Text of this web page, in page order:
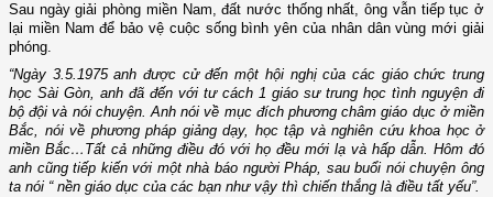
Sau ngày giải phòng miền Nam, đất nước thống nhất, ông vẫn tiếp tục ở
lại miền Nam để bảo vệ cuộc sống bình yên của nhân dân vùng mới giải
phóng.
“Ngày 3.5.1975 anh được cử đến một hội nghị của các giáo chức trung
học Sài Gòn, anh đã đến với tư cách 1 giáo sư trung học tình nguyện đi
bộ đội và nói chuyện. Anh nói về mục đích phương châm giáo dục ở miền
Bắc, nói về phương pháp giảng dạy, học tập và nghiên cứu khoa học ở
miền Bắc…Tất cả những điều đó với họ đều mới lạ và hấp dẫn. Hôm đó
anh cũng tiếp kiến với một nhà báo người Pháp, sau buổi nói chuyện ông
ta nói “ nền giáo dục của các bạn như vậy thì chiến thắng là điều tất yếu”.